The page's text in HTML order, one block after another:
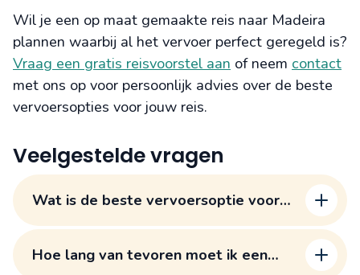
Wil je een op maat gemaakte reis naar Madeira
plannen waarbij al het vervoer perfect geregeld is?
Vraag een gratis reisvoorstel aan of neem contact
met ons op voor persoonlijk advies over de beste
vervoersopties voor jouw reis.
Veelgestelde vragen
Wat is de beste vervoersoptie voor
Hoe lang van tevoren moet ik een